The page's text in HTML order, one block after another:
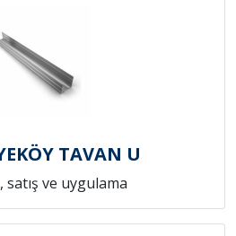
TAVAN U
satış ve uygulama